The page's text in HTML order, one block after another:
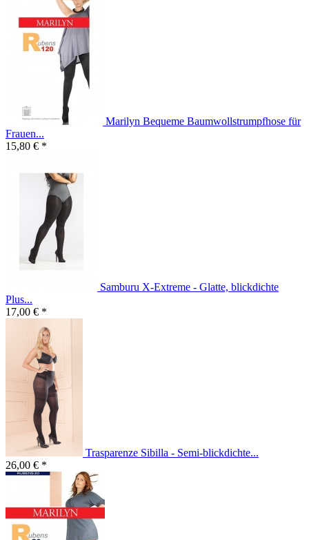
Marilyn Bequeme Baumwollstrumpfhose für
Frauen...
15,80 € *
Samburu X-Extreme - Glatte, blickdichte
Plus...
17,00 € *
Trasparenze Sibilla - Semi-blickdichte...
26,00 € *